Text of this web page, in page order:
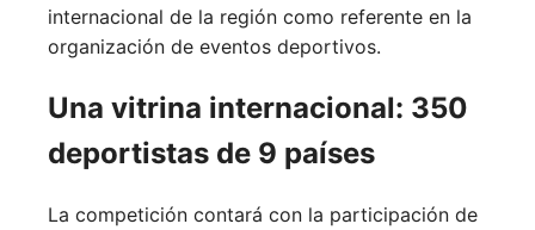
internacional de la región como referente en la
organización de eventos deportivos.
Una vitrina internacional: 350
deportistas de 9 países
La competición contará con la participación de